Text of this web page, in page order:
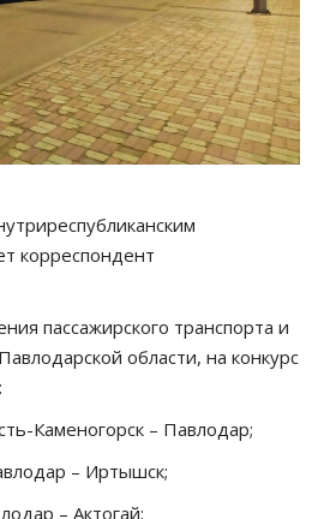
корреспондент
пассажирского транспорта и
области, на конкурс
Каменогорск – Павлодар;
– Иртышск;
– Актогай;